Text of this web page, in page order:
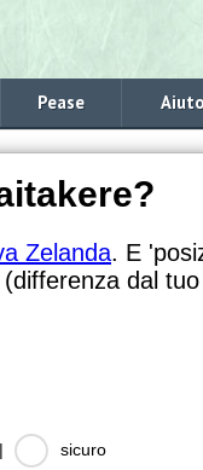
Pease Aiuto
Zelanda. E
dal
|
sicuro